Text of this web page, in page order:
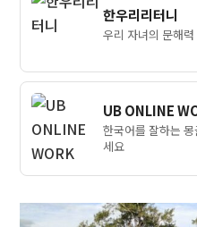
한우리리터니
우리 자녀의 문해
UB ONLINE
한국어를 잘하는
세요